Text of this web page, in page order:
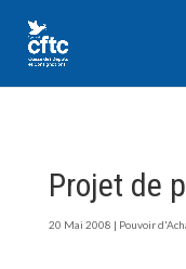
Projet de
20 Mai 2008 | Pouvoir